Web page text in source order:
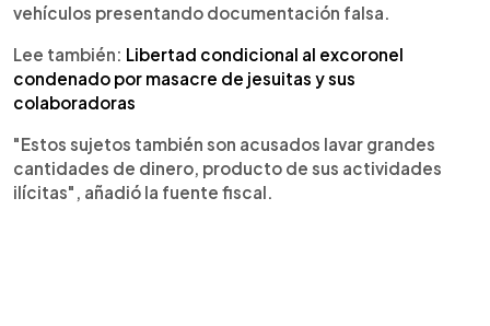
vehículos presentando documentación falsa.
Lee también: Libertad condicional al excoronel
condenado por masacre de jesuitas y sus
colaboradoras
"Estos sujetos también son acusados lavar grandes
cantidades de dinero, producto de sus actividades
ilícitas", añadió la fuente fiscal.